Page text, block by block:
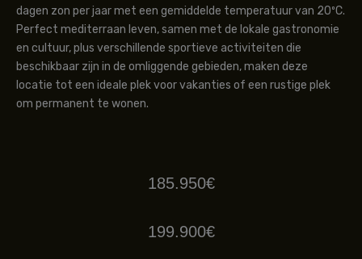
dagen zon per jaar met een gemiddelde temperatuur van 20ºC.
Perfect mediterraan leven, samen met de lokale gastronomie
en cultuur, plus verschillende sportieve activiteiten die
beschikbaar zijn in de omliggende gebieden, maken deze
locatie tot een ideale plek voor vakanties of een rustige plek
om permanent te wonen.
185.950€
199.900€